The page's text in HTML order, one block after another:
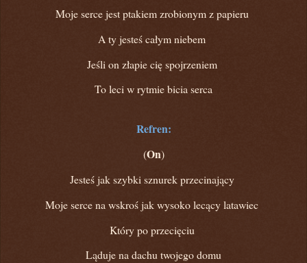
Moje serce jest ptakiem zrobionym z papieru
A ty jesteś całym niebem
Jeśli on złapie cię spojrzeniem
To leci w rytmie bicia serca
Refren:
(On)
Jesteś jak szybki sznurek przecinający
Moje serce na wskroś jak wysoko lecący latawiec
Który po przecięciu
Ląduje na dachu twojego domu